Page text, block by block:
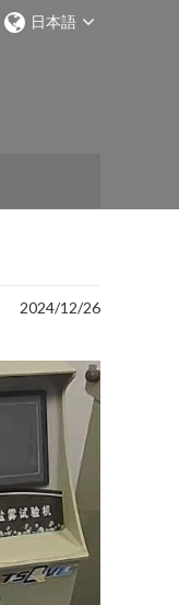
日本語
2024/12/26